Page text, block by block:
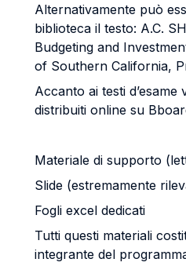
Alternativamente può
biblioteca il testo: A.C.
Budgeting and
of Southern California,
Accanto ai testi
distribuiti online su
Materiale di supporto
Slide (estremamente
Fogli excel dedicati
Tutti questi materiali
integrante del